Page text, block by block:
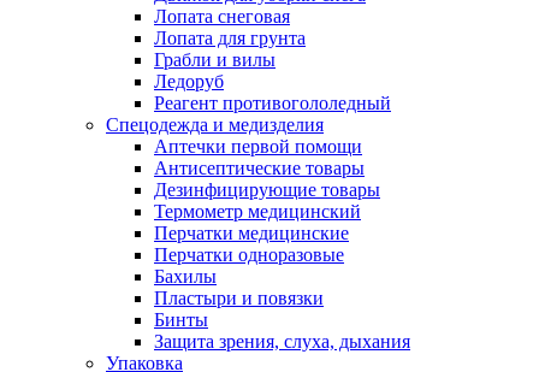
Лопата снеговая
Лопата для грунта
Грабли и вилы
Ледоруб
Реагент противогололедный
Спецодежда и медизделия
Аптечки первой помощи
Антисептические товары
Дезинфицирующие товары
Термометр медицинский
Перчатки медицинские
Перчатки одноразовые
Бахилы
Пластыри и повязки
Бинты
Защита зрения, слуха, дыхания
Упаковка